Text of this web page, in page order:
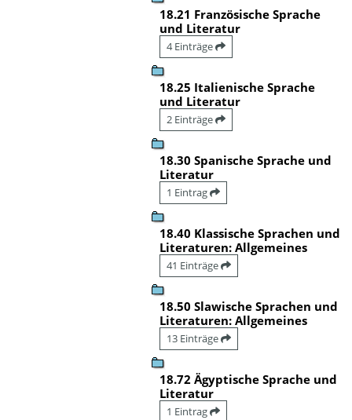
18.21 Französische Sprache
und Literatur
4 Einträge
18.25 Italienische Sprache
und Literatur
2 Einträge
18.30 Spanische Sprache und
Literatur
1 Eintrag
18.40 Klassische Sprachen und
Literaturen: Allgemeines
41 Einträge
18.50 Slawische Sprachen und
Literaturen: Allgemeines
13 Einträge
18.72 Ägyptische Sprache und
Literatur
1 Eintrag